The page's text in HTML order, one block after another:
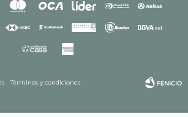
Términos y condiciones